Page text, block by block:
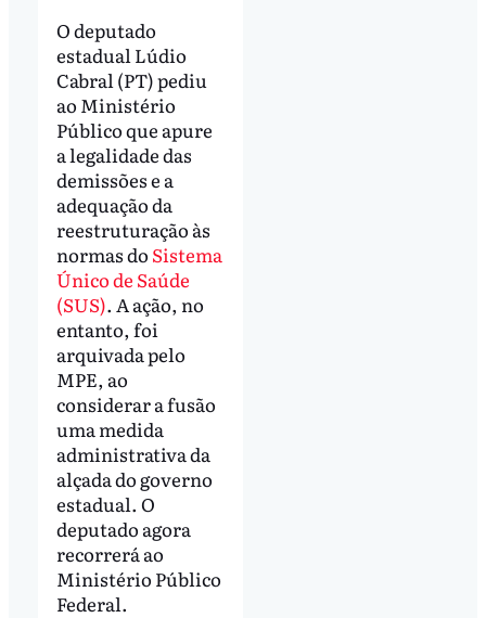
O deputado
estadual Lúdio
Cabral (PT) pediu
ao Ministério
Público que apure
a legalidade das
demissões e a
adequação da
reestruturação às
normas do Sistema
Único de Saúde
(SUS). A ação, no
entanto, foi
arquivada pelo
MPE, ao
considerar a fusão
uma medida
administrativa da
alçada do governo
estadual. O
deputado agora
recorrerá ao
Ministério Público
Federal.